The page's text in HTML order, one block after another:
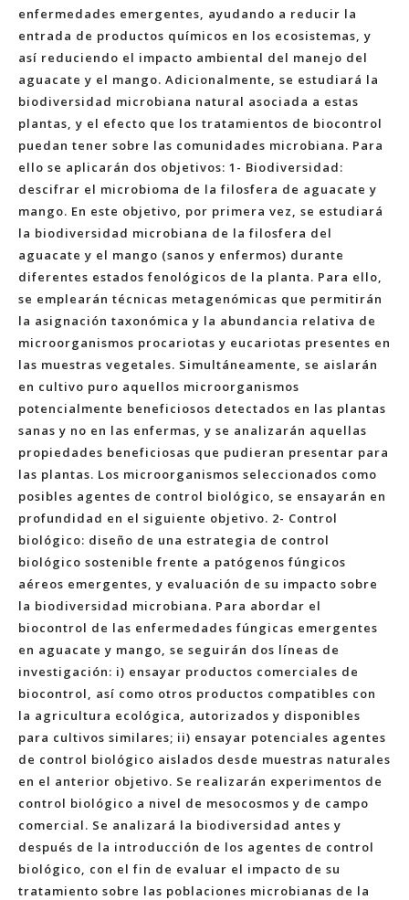
enfermedades emergentes, ayudando a reducir la
entrada de productos químicos en los ecosistemas, y
así reduciendo el impacto ambiental del manejo del
aguacate y el mango. Adicionalmente, se estudiará la
biodiversidad microbiana natural asociada a estas
plantas, y el efecto que los tratamientos de biocontrol
puedan tener sobre las comunidades microbiana. Para
ello se aplicarán dos objetivos: 1- Biodiversidad:
descifrar el microbioma de la filosfera de aguacate y
mango. En este objetivo, por primera vez, se estudiará
la biodiversidad microbiana de la filosfera del
aguacate y el mango (sanos y enfermos) durante
diferentes estados fenológicos de la planta. Para ello,
se emplearán técnicas metagenómicas que permitirán
la asignación taxonómica y la abundancia relativa de
microorganismos procariotas y eucariotas presentes en
las muestras vegetales. Simultáneamente, se aislarán
en cultivo puro aquellos microorganismos
potencialmente beneficiosos detectados en las plantas
sanas y no en las enfermas, y se analizarán aquellas
propiedades beneficiosas que pudieran presentar para
las plantas. Los microorganismos seleccionados como
posibles agentes de control biológico, se ensayarán en
profundidad en el siguiente objetivo. 2- Control
biológico: diseño de una estrategia de control
biológico sostenible frente a patógenos fúngicos
aéreos emergentes, y evaluación de su impacto sobre
la biodiversidad microbiana. Para abordar el
biocontrol de las enfermedades fúngicas emergentes
en aguacate y mango, se seguirán dos líneas de
investigación: i) ensayar productos comerciales de
biocontrol, así como otros productos compatibles con
la agricultura ecológica, autorizados y disponibles
para cultivos similares; ii) ensayar potenciales agentes
de control biológico aislados desde muestras naturales
en el anterior objetivo. Se realizarán experimentos de
control biológico a nivel de mesocosmos y de campo
comercial. Se analizará la biodiversidad antes y
después de la introducción de los agentes de control
biológico, con el fin de evaluar el impacto de su
tratamiento sobre las poblaciones microbianas de la